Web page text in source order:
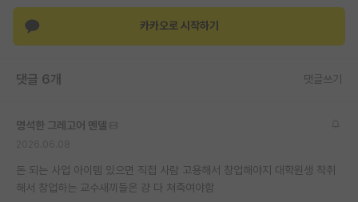
카카오로 시작하기
댓글 6개 댓글쓰기
명석한 그레고어 멘델
돈 되는 사업 아이템 있으면 직접 사람 고용해서 창업해야지 대학원생 착취
해서 창업하는 교수새끼들은 걍 다 쳐죽여야함